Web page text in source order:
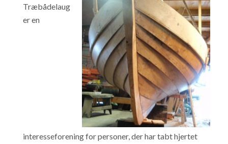
Træbådelaug
er en
interesseforening for personer, der har tabt hjertet